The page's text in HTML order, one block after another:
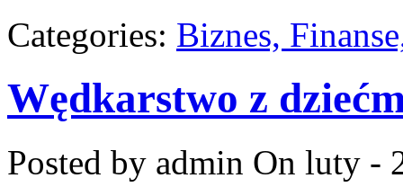
Categories: Biznes,
Wędkarstwo z
Posted by admin On luty -